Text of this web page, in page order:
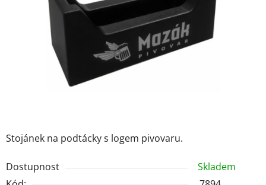
Stojánek na podtácky s logem pivovaru.
Dostupnost
Skladem